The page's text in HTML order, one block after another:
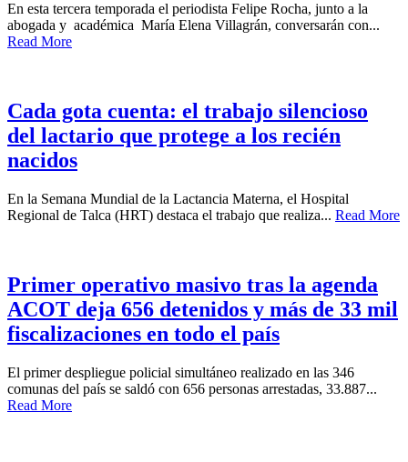
En esta tercera temporada el periodista Felipe Rocha, junto a la
abogada y académica María Elena Villagrán, conversarán con...
Read More
Cada gota cuenta: el trabajo silencioso
del lactario que protege a los recién
nacidos
En la Semana Mundial de la Lactancia Materna, el Hospital
Regional de Talca (HRT) destaca el trabajo que realiza... Read More
Primer operativo masivo tras la agenda
ACOT deja 656 detenidos y más de 33 mil
fiscalizaciones en todo el país
El primer despliegue policial simultáneo realizado en las 346
comunas del país se saldó con 656 personas arrestadas, 33.887...
Read More